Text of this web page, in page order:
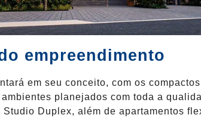
empreendimento
em seu conceito, com os
planejados com toda a
Duplex, além de apartamentos